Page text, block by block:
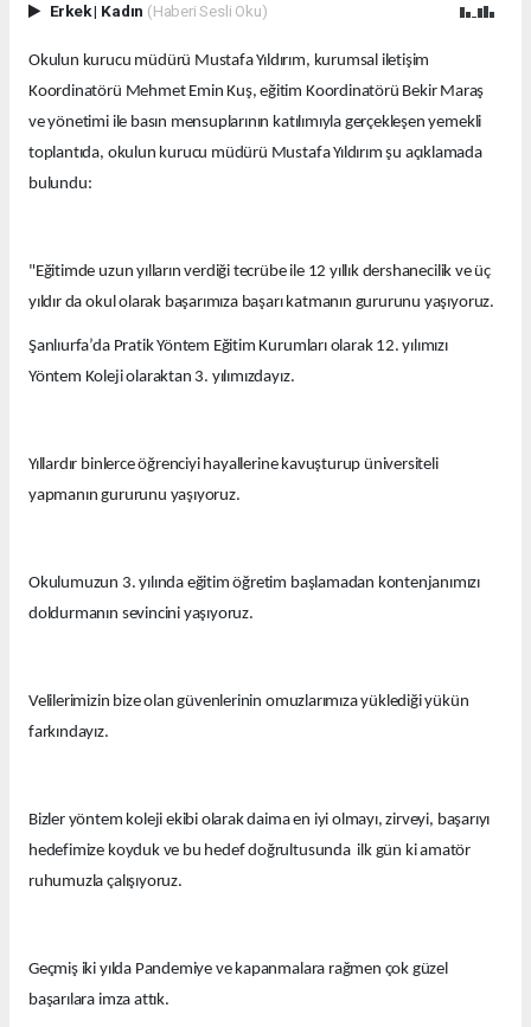
Erkek| Kadın (Haberi Sesli Oku)
Okulun kurucu müdürü Mustafa Yıldırım, kurumsal iletişim
Koordinatörü Mehmet Emin Kuş, eğitim Koordinatörü Bekir Maraş
ve yönetimi ile basın mensuplarının katılımıyla gerçekleşen yemekli
toplantıda, okulun kurucu müdürü Mustafa Yıldırım şu açıklamada
bulundu:
"Eğitimde uzun yılların verdiği tecrübe ile 12 yıllık dershanecilik ve üç
yıldır da okul olarak başarımıza başarı katmanın gururunu yaşıyoruz.
Şanlıurfa’da Pratik Yöntem Eğitim Kurumları olarak 12. yılımızı
Yöntem Koleji olaraktan 3. yılımızdayız.
Yıllardır binlerce öğrenciyi hayallerine kavuşturup üniversiteli
yapmanın gururunu yaşıyoruz.
Okulumuzun 3. yılında eğitim öğretim başlamadan kontenjanımızı
doldurmanın sevincini yaşıyoruz.
Velilerimizin bize olan güvenlerinin omuzlarımıza yüklediği yükün
farkındayız.
Bizler yöntem koleji ekibi olarak daima en iyi olmayı, zirveyi, başarıyı
hedefimize koyduk ve bu hedef doğrultusunda ilk gün ki amatör
ruhumuzla çalışıyoruz.
Geçmiş iki yılda Pandemiye ve kapanmalara rağmen çok güzel
başarılara imza attık.